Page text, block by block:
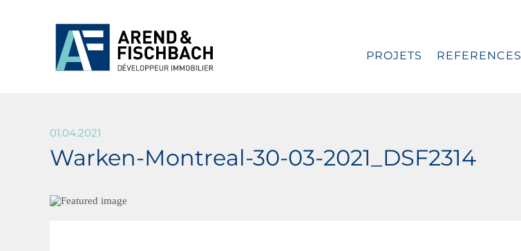
PROJETS REFERENCES
01.04.2021
Warken-Montreal-30-03-2021_DSF2314